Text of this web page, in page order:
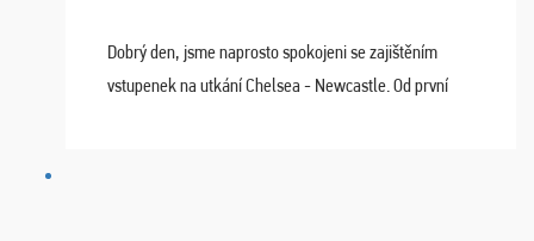
Dobrý den, jsme naprosto spokojeni se zajištěním
vstupenek na utkání Chelsea - Newcastle. Od první